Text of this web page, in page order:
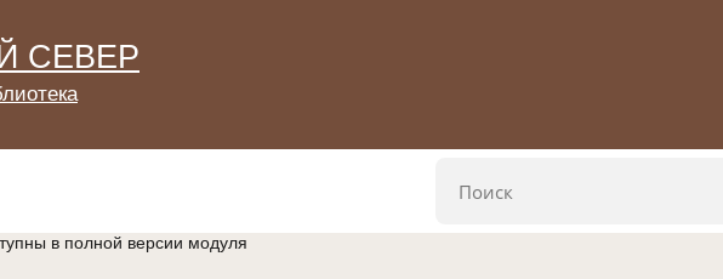
СЕВЕР
в полной версии модуля